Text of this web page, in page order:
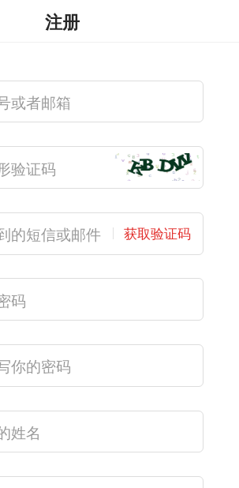
注册
获取验证码